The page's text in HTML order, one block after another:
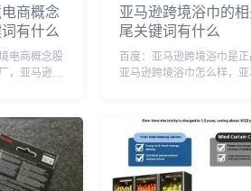
商概念
有什么
电商概念股
，亚马逊跨
什么的，亚
马逊跨境电
...
亚马逊跨境浴巾的
尾关键词有什么
百度：亚马逊跨境浴巾是正
亚马逊跨境浴巾怎么样，亚
欧美跨境泳衣，亚马逊
购，亚马逊跨境货源，亚马
电商官网购物，跨境...